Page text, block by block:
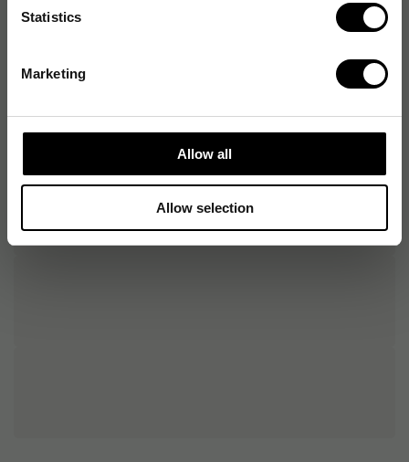
Statistics
Marketing
Allow all
Allow selection